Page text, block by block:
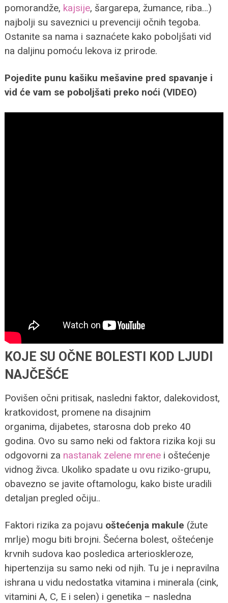
pomorandže, kajsije, šargarepa, žumance, riba…)
najbolji su saveznici u prevenciji očnih tegoba.
Ostanite sa nama i saznaćete kako poboljšati vid
na daljinu pomoću lekova iz prirode.
Pojedite punu kašiku mešavine pred spavanje i
vid će vam se poboljšati preko noći (VIDEO)
KOJE SU OČNE BOLESTI KOD LJUDI
NAJČEŠĆE
Povišen očni pritisak, nasledni faktor, dalekovidost,
kratkovidost, promene na disajnim
organima, dijabetes, starosna dob preko 40
godina. Ovo su samo neki od faktora rizika koji su
odgovorni za nastanak zelene mrenei oštećenje
vidnog živca. Ukoliko spadate u ovu riziko-grupu,
obavezno se javite oftamologu, kako biste uradili
detaljan pregled očiju..
Faktori rizika za pojavu oštećenja makule (žute
mrlje) mogu biti brojni. Šećerna bolest, oštećenje
krvnih sudova kao posledica arterioskleroze,
hipertenzija su samo neki od njih. Tu je i nepravilna
ishrana u vidu nedostatka vitamina i minerala (cink,
vitamini A, C, E i selen) i genetika – nasledna